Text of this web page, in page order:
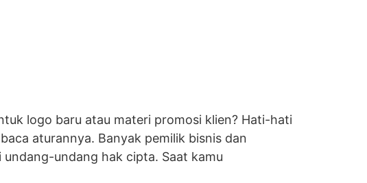
logo baru atau materi promosi klien? Hati-hati
aturannya. Banyak pemilik bisnis dan
undang hak cipta. Saat kamu